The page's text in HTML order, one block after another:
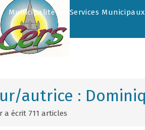
Municipalité Services Municipaux
autrice :
a écrit 711 articles
d’outils